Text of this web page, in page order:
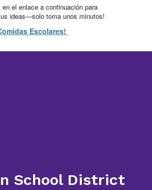
en el enlace a continuación para
ideas—solo toma unos minutos!
Escolares!
School District